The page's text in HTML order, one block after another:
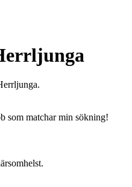
som matchar min sökning!